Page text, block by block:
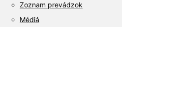
Zoznam prevádzok
Médiá